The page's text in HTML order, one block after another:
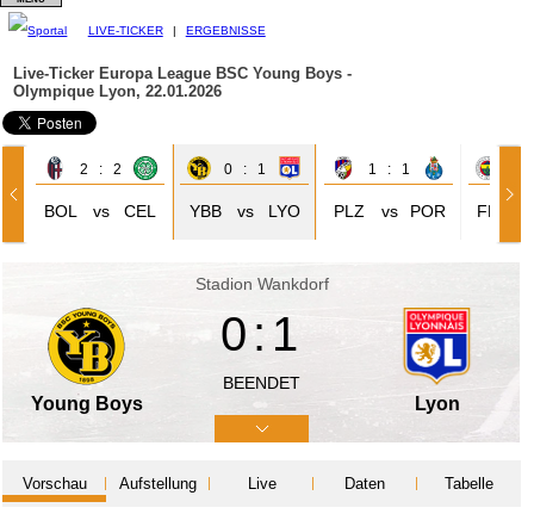
LIVE-TICKER | ERGEBNISSE
Live-Ticker Europa League BSC Young Boys -
Olympique Lyon, 22.01.2026
2 : 2
BOL vs CEL
0 : 1
YBB vs LYO
1 : 1
PLZ vs POR FER
Stadion Wankdorf
Young Boys
0:1
BEENDET
Lyon
Vorschau Aufstellung Live Daten Tabelle